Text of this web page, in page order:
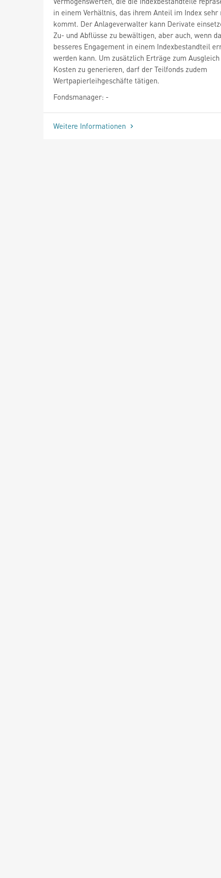
in einem Verhältnis, das ihrem Anteil im Index sehr
kommt. Der Anlageverwalter kann Derivate
Zu- und Abflüsse zu bewältigen, aber auch, wenn
besseres Engagement in einem Indexbestandteil
werden kann. Um zusätzlich Erträge zum
Kosten zu generieren, darf der Teilfonds zudem
Wertpapierleihgeschäfte tätigen.
Fondsmanager: -
Weitere Informationen